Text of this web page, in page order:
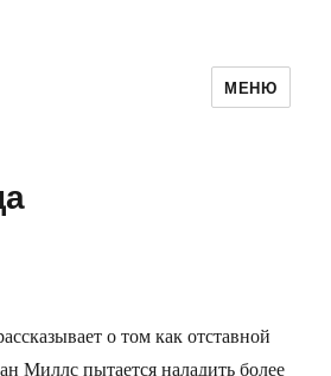
МЕНЮ
о том как отставной
Миллс пытается наладить более